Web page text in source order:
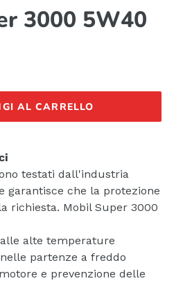
3000 5W40
AL CARRELLO
testati dall'industria
garantisce che la protezione
richiesta. Mobil Super 3000
alte temperature
partenze a freddo
e prevenzione delle